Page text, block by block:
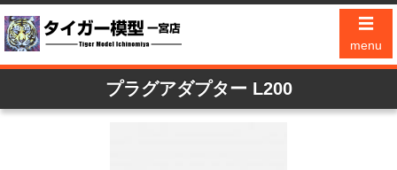
☰
menu
プラグアダプター L200